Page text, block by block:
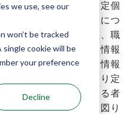
we use, see our
won’t be tracked
cookie will be
your preference
Decline
定個人情報（以下「特定個
の適正な取扱いの確保につ
めに、当協会の正会員、職
非協会員等の特定個人情報
位置づけ、「特定個人情報
基本方針」を以下の通り定
、その他事務を処理する者
）に周知し、徹底を図り